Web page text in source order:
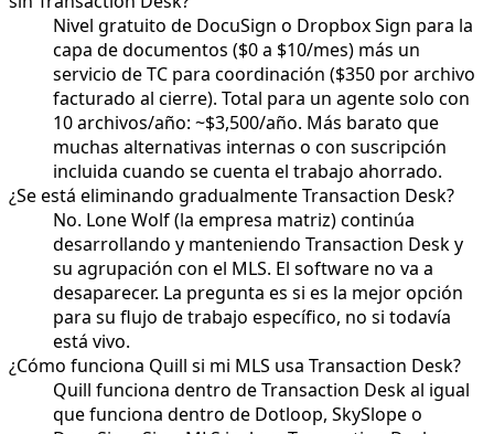
Nivel gratuito de DocuSign o Dropbox Sign para la
capa de documentos ($0 a $10/mes) más un
servicio de TC para coordinación ($350 por archivo
facturado al cierre). Total para un agente solo con
10 archivos/año: ~$3,500/año. Más barato que
muchas alternativas internas o con suscripción
incluida cuando se cuenta el trabajo ahorrado.
¿Se está eliminando gradualmente Transaction Desk?
No. Lone Wolf (la empresa matriz) continúa
desarrollando y manteniendo Transaction Desk y
su agrupación con el MLS. El software no va a
desaparecer. La pregunta es si es la mejor opción
para su flujo de trabajo específico, no si todavía
está vivo.
¿Cómo funciona Quill si mi MLS usa Transaction Desk?
Quill funciona dentro de Transaction Desk al igual
que funciona dentro de Dotloop, SkySlope o